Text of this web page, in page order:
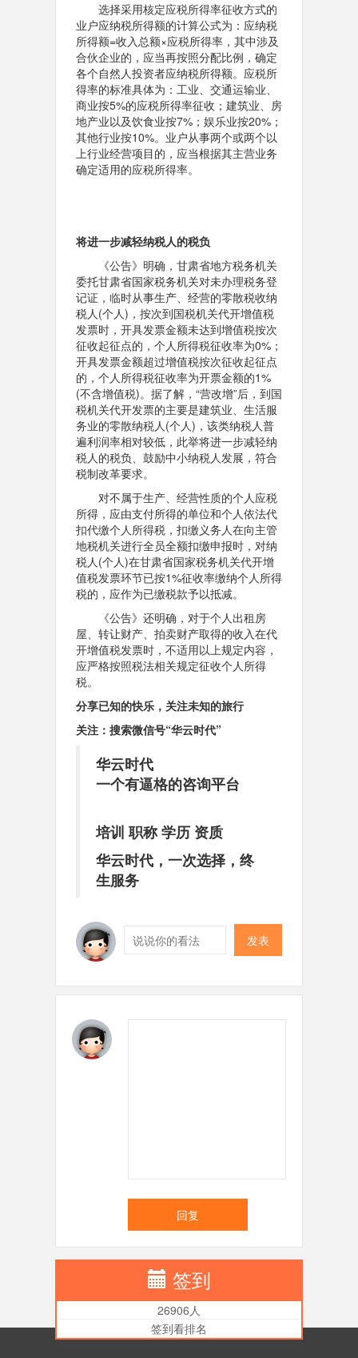
选择采用核定应税所得率征收方式的
业户应纳税所得额的计算公式为：应纳税
所得额=收入总额×应税所得率，其中涉及
合伙企业的，应当再按照分配比例，确定
各个自然人投资者应纳税所得额。应税所
得率的标准具体为：工业、交通运输业、
商业按5%的应税所得率征收；建筑业、房
地产业以及饮食业按7%；娱乐业按20%；
其他行业按10%。业户从事两个或两个以
上行业经营项目的，应当根据其主营业务
确定适用的应税所得率。
将进一步减轻纳税人的税负
《公告》明确，甘肃省地方税务机关
委托甘肃省国家税务机关对未办理税务登
记证，临时从事生产、经营的零散税收纳
税人(个人)，按次到国税机关代开增值税
发票时，开具发票金额未达到增值税按次
征收起征点的，个人所得税征收率为0%；
开具发票金额超过增值税按次征收起征点
的，个人所得税征收率为开票金额的1%
(不含增值税)。据了解，“营改增”后，到国
税机关代开发票的主要是建筑业、生活服
务业的零散纳税人(个人)，该类纳税人普
遍利润率相对较低，此举将进一步减轻纳
税人的税负、鼓励中小纳税人发展，符合
税制改革要求。
对不属于生产、经营性质的个人应税
所得，应由支付所得的单位和个人依法代
扣代缴个人所得税，扣缴义务人在向主管
地税机关进行全员全额扣缴申报时，对纳
税人(个人)在甘肃省国家税务机关代开增
值税发票环节已按1%征收率缴纳个人所得
税的，应作为已缴税款予以抵减。
《公告》还明确，对于个人出租房
屋、转让财产、拍卖财产取得的收入在代
开增值税发票时，不适用以上规定内容，
应严格按照税法相关规定征收个人所得
税。
分享已知的快乐，关注未知的旅行
关注：搜索微信号“华云时代”
华云时代
一个有逼格的咨询平台
培训 职称 学历 资质
华云时代，一次选择，终
生服务
发表
回复
签到
26906人
签到看排名